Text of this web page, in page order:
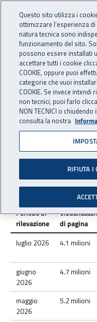
INAIL -
Navigazione - Ti trovi in:
Home Monitoraggio
Lista Monitoraggio accessi
Periodo di
rilevazione
di pagina
luglio 2026
4.1 milioni
giugno
2026
4.7 milioni
maggio
2026
5.2 milioni
Questo sito utilizza i
ottimizzare l’esperienza
natura tecnica sono
funzionamento del sito.
possono essere installati
accettare tutti i cookie
COOKIE, oppure puoi
categorie che vuoi
COOKIE. Se invece
non tecnici, puoi farlo
NON TECNICI o
consulta la nostra
RIFIUTA I